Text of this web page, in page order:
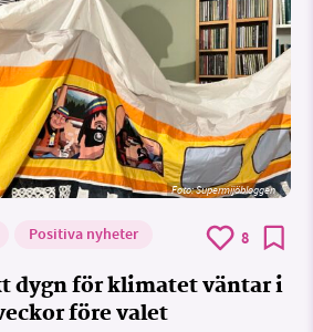
Foto: Supermijöbloggen
Positiva nyheter 8
dygn för klimatet väntar i
före valet